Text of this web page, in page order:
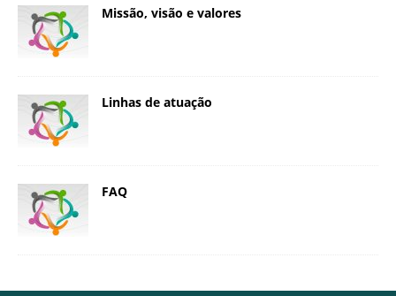
Missão, visão e valores
Linhas de atuação
FAQ